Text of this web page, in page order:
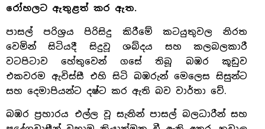
රෝහලට ඇතුළත් කර ඇත.
පාසල් පරිශ්‍රය පිරිසිදු කිරීමේ කටයුතුවල නිරත
වෙමින් සිටියදී සිදුවූ ශබ්දය සහ කලබලකාරී
වටපිටාව හේතුවෙන් ගසේ තිබූ බඹර කූඩුව
එකවරම ඇවිස්සී එහි සිටි බඹරුන් මෙලෙස සිසුන්ට
සහ දෙමාපියන්ට දෂ්ට කර ඇති බව වාර්තා වේ.
බඹර ප්‍රහාරය එල්ල වූ සැනින් පාසල් බලධාරීන් සහ